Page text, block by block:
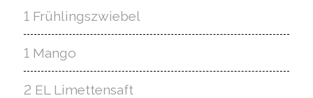
1 Frühlingszwiebel
1 Mango
2 EL Limettensaft